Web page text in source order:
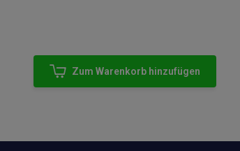
Zum Warenkorb hinzufügen